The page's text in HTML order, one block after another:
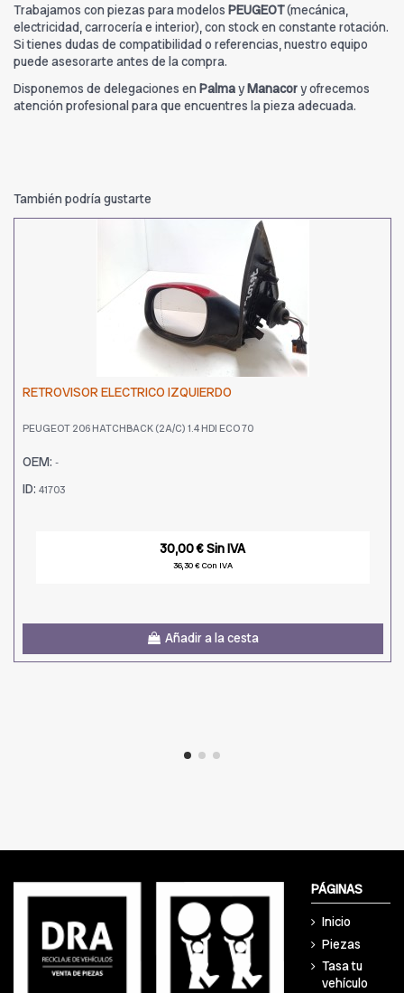
Trabajamos con piezas para modelos PEUGEOT(mecánica,
electricidad, carrocería e interior), con stock en constante rotación.
Si tienes dudas de compatibilidad o referencias, nuestro equipo
puede asesorarte antes de la compra.
Disponemos de delegaciones en PalmayManacory ofrecemos
atención profesional para que encuentres la pieza adecuada.
También podría gustarte
RETROVISOR ELECTRICO IZQUIERDO
PEUGEOT 206 HATCHBACK (2A/C) 1.4 HDI ECO 70
OEM: -
ID: 41703
30,00 € Sin IVA
36,30 € Con IVA
Añadir a la cesta
PÁGINAS
Inicio
Piezas
Tasa tu
vehículo